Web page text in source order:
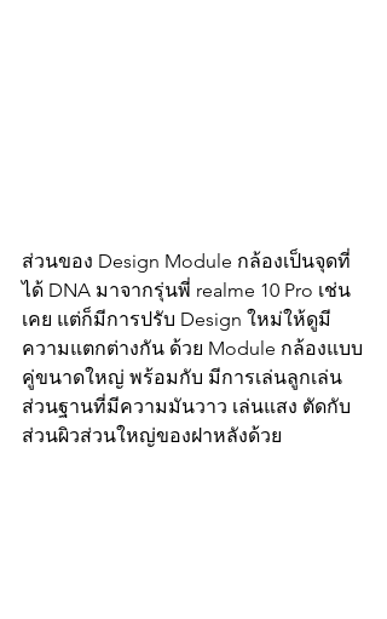
ส่วนของ Design Module กล้องเป็นจุดที่
ได้ DNA มาจากรุ่นพี่ realme 10 Pro เช่น
เคย แต่ก็มีการปรับ Design ใหม่ให้ดูมี
ความแตกต่างกัน ด้วย Module กล้องแบบ
คู่ขนาดใหญ่ พร้อมกับ มีการเล่นลูกเล่น
ส่วนฐานที่มีความมันวาว เล่นแสง ตัดกับ
ส่วนผิวส่วนใหญ่ของฝาหลังด้วย